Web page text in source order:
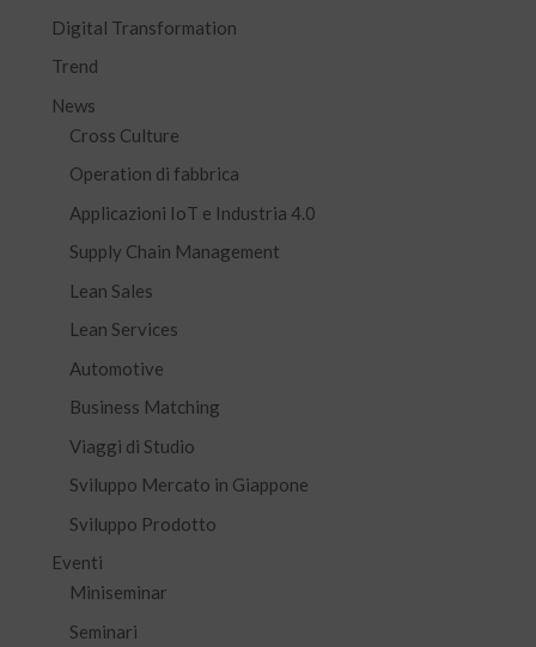
Digital Transformation
Trend
News
Cross Culture
Operation di fabbrica
Applicazioni IoT e Industria 4.0
Supply Chain Management
Lean Sales
Lean Services
Automotive
Business Matching
Viaggi di Studio
Sviluppo Mercato in Giappone
Sviluppo Prodotto
Eventi
Miniseminar
Seminari